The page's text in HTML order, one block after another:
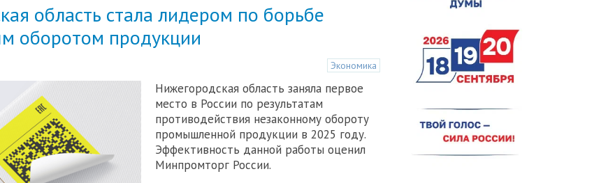
область стала лидером по борьбе
оборотом продукции
Экономика
Нижегородская область заняла первое
место в России по результатам
противодействия незаконному обороту
промышленной продукции в 2025 году.
Эффективность данной работы оценил
Минпромторг России.